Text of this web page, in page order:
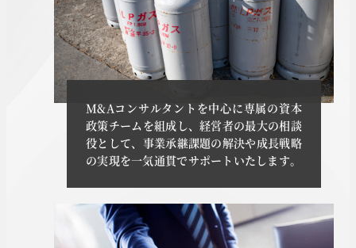
M&Aコンサルタントを中心に専属の資本
政策チームを組成し、経営者の最大の相談
役として、事業承継課題の解決や成長戦略
の実現を一気通貫でサポートいたします。